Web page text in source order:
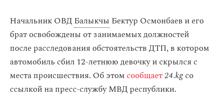
Начальник ОВДБалыкчы Бектур Осмонбаев и его
брат освобождены от занимаемых должностей
после расследования обстоятельств ДТП, в котором
автомобиль сбил 12-летнюю девочку и скрылся с
места происшествия. Об этомсообщает24.kgсо
ссылкой на пресс-службу МВД республики.